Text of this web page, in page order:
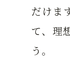
だけま
て、理
う。